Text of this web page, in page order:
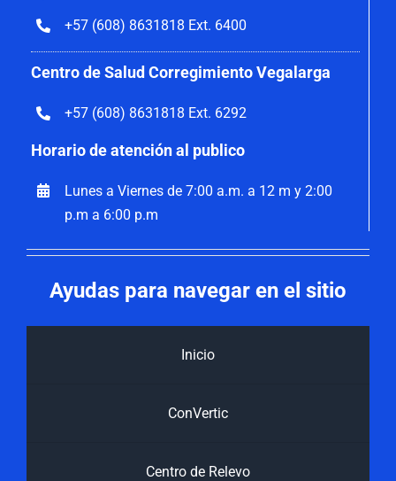
+57 (608) 8631818 Ext. 6400
Centro de Salud Corregimiento Vegalarga
+57 (608) 8631818 Ext. 6292
Horario de atención al publico
Lunes a Viernes de 7:00 a.m. a 12 m y 2:00
p.m a 6:00 p.m
Ayudas para navegar en el sitio
Inicio
ConVertic
Centro de Relevo